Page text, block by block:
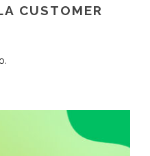
CUSTOMER